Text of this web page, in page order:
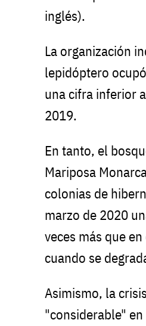
inglés).
La organización
lepidóptero
una cifra inferior
2019.
En tanto, el
Mariposa
colonias de
marzo de 2020
veces más que
cuando se
Asimismo, la
"considerable"